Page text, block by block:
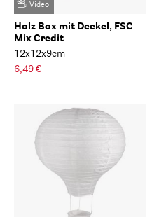
Video
Holz Box mit Deckel, FSC
Mix Credit
12x12x9cm
6,49 €